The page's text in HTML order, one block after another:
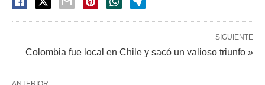
SIGUIENTE
Colombia fue local en Chile y sacó un valioso triunfo »